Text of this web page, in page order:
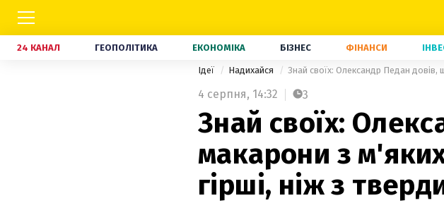
24 КАНАЛ ГЕОПОЛІТИКА ЕКОНОМІКА БІЗНЕС ФІНАНСИ
Ідеї Надихайся Знай своїх: Олександр Педан довів,
4 серпня, 14:32 3
Знай своїх:
макарони з
гірші, ніж з